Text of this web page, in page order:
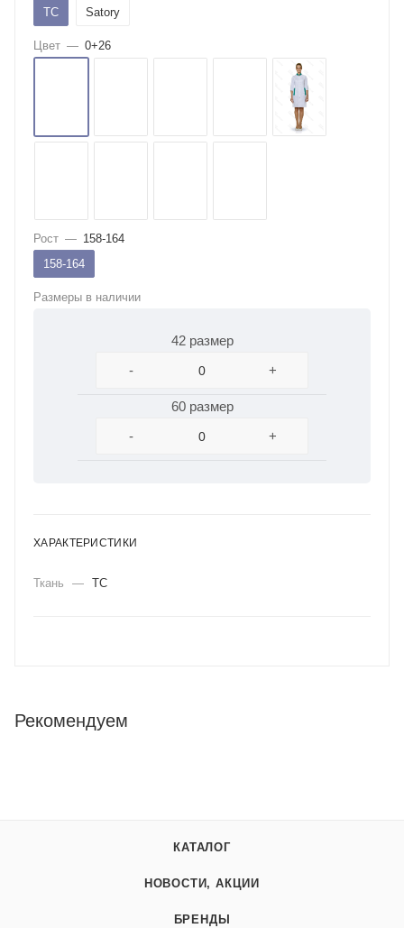
ТС
Satory
Цвет — 0+26
Рост — 158-164
158-164
Размеры в наличии
42 размер
-
+
60 размер
-
+
ХАРАКТЕРИСТИКИ
Ткань — ТС
Рекомендуем
КАТАЛОГ
НОВОСТИ, АКЦИИ
БРЕНДЫ